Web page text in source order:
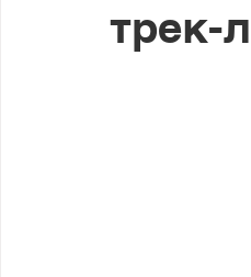
трек-